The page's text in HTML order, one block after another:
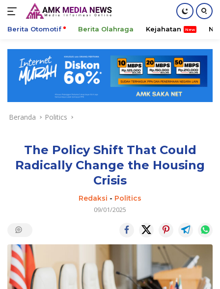
konten
Berita Otomotif Berita Olahraga Kejahatan
Beranda Politics
The Policy Shift That Could
Radically Change the Housing
Crisis
Redaksi - Politics
09/01/2025